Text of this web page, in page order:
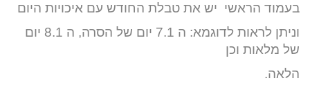
בעמוד הראשי יש את טבלת החודש עם איכויות היום
וניתן לראות לדוגמא: ה 7.1 יום של הסרה, ה 8.1 יום
של מלאות וכן
הלאה.